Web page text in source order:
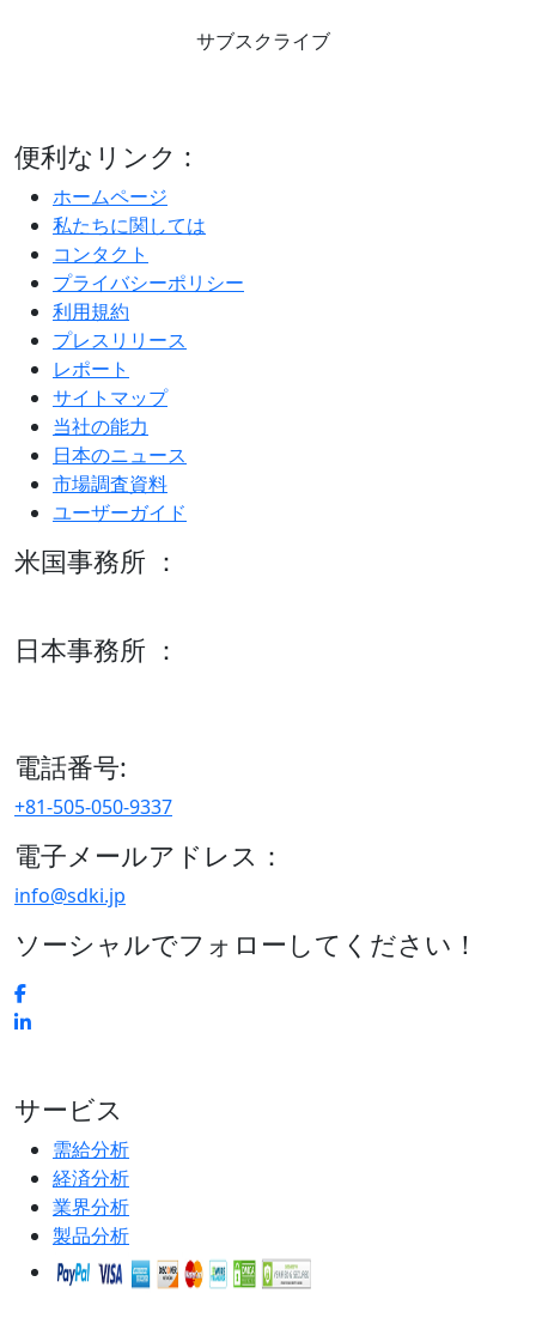
サブスクライブ
便利なリンク :
ホームページ
私たちに関しては
コンタクト
プライバシーポリシー
利用規約
プレスリリース
レポート
サイトマップ
当社の能力
日本のニュース
市場調査資料
ユーザーガイド
米国事務所 ：
日本事務所 ：
電話番号:
+81-505-050-9337
電子メールアドレス：
info@sdki.jp
ソーシャルでフォローしてください！
サービス
需給分析
経済分析
業界分析
製品分析